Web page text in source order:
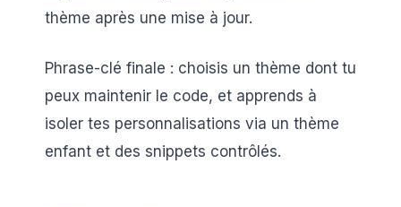
thème après une mise à jour.
Phrase-clé finale : choisis un thème dont tu
peux maintenir le code, et apprends à
isoler tes personnalisations via un thème
enfant et des snippets contrôlés.